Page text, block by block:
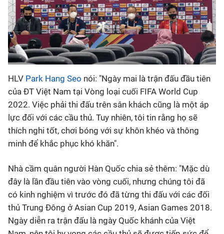
HLV Park Hang Seo nói: "Ngày mai là trận đấu đầu tiên
của ĐT Việt Nam tại Vòng loại cuối FIFA World Cup
2022. Việc phải thi đấu trên sân khách cũng là một áp
lực đối với các cầu thủ. Tuy nhiên, tôi tin rằng họ sẽ
thích nghi tốt, chơi bóng với sự khôn khéo và thông
minh để khắc phục khó khăn".
Nhà cầm quân người Hàn Quốc chia sẻ thêm: "Mặc dù
đây là lần đầu tiên vào vòng cuối, nhưng chúng tôi đã
có kinh nghiệm vì trước đó đã từng thi đấu với các đối
thủ Trung Đông ở Asian Cup 2019, Asian Games 2018.
Ngày diễn ra trận đấu là ngày Quốc khánh của Việt